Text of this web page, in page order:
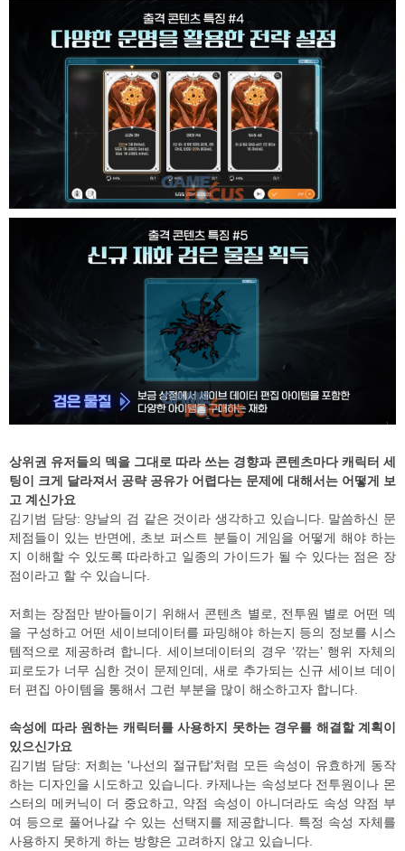
상위권 유저들의 덱을 그대로 따라 쓰는 경향과 콘텐츠마다 캐릭터 세
팅이 크게 달라져서 공략 공유가 어렵다는 문제에 대해서는 어떻게 보
고 계신가요
김기범 담당: 양날의 검 같은 것이라 생각하고 있습니다. 말씀하신 문
제점들이 있는 반면에, 초보 퍼스트 분들이 게임을 어떻게 해야 하는
지 이해할 수 있도록 따라하고 일종의 가이드가 될 수 있다는 점은 장
점이라고 할 수 있습니다.
저희는 장점만 받아들이기 위해서 콘텐츠 별로, 전투원 별로 어떤 덱
을 구성하고 어떤 세이브데이터를 파밍해야 하는지 등의 정보를 시스
템적으로 제공하려 합니다. 세이브데이터의 경우 ‘깎는’ 행위 자체의
피로도가 너무 심한 것이 문제인데, 새로 추가되는 신규 세이브 데이
터 편집 아이템을 통해서 그런 부분을 많이 해소하고자 합니다.
속성에 따라 원하는 캐릭터를 사용하지 못하는 경우를 해결할 계획이
있으신가요
김기범 담당: 저희는 '나선의 절규탑'처럼 모든 속성이 유효하게 동작
하는 디자인을 시도하고 있습니다. 카제나는 속성보다 전투원이나 몬
스터의 메커닉이 더 중요하고, 약점 속성이 아니더라도 속성 약점 부
여 등으로 풀어나갈 수 있는 선택지를 제공합니다. 특정 속성 자체를
사용하지 못하게 하는 방향은 고려하지 않고 있습니다.